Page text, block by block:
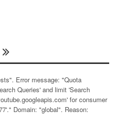
Error message: "Quota
Queries' and limit 'Search
for consumer
Domain: "global". Reason: